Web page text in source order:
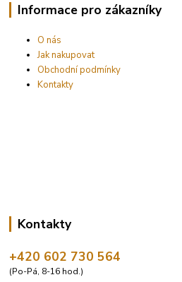
Informace pro zákazníky
O nás
Jak nakupovat
Obchodní podmínky
Kontakty
Kontakty
+420 602 730 564
(Po-Pá, 8-16 hod.)